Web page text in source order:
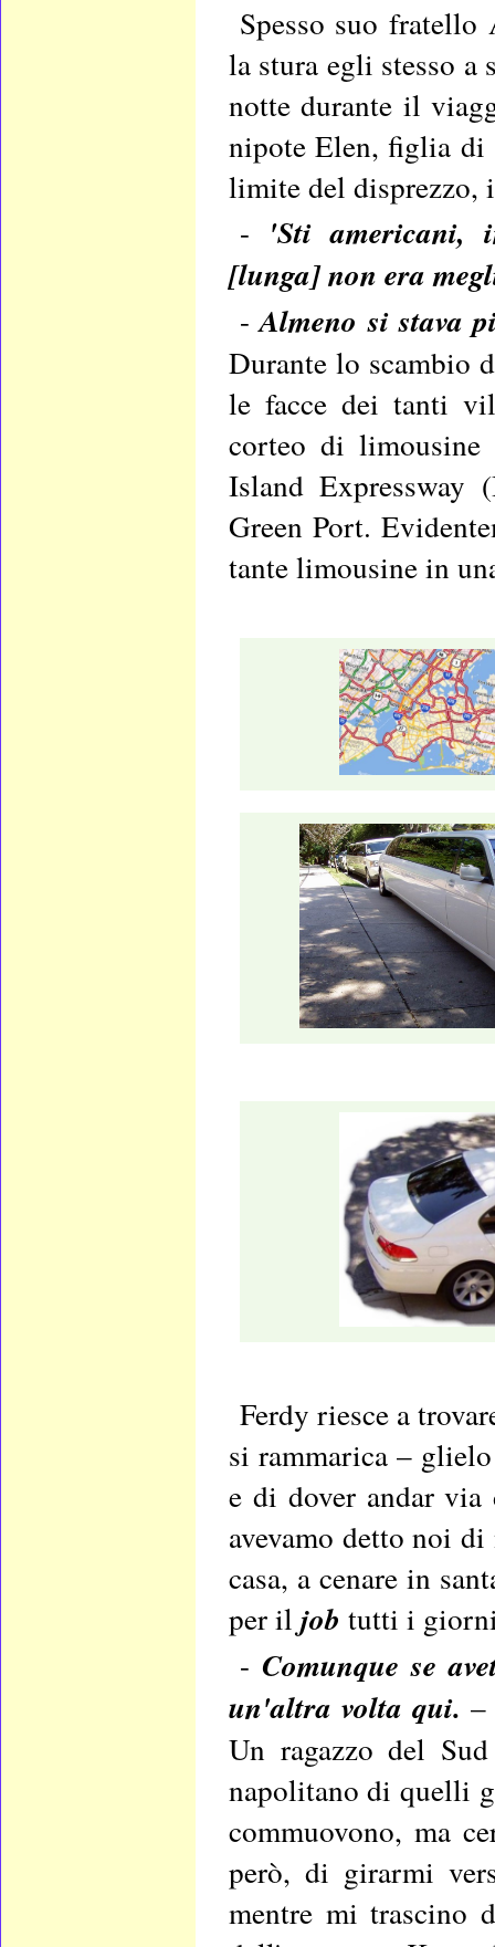
Spesso suo
la stura egli stesso
notte durante il
nipote Elen, figlia di
limite del disprezzo,
- 'Sti americani,
[lunga] non era
-Almeno si stava
Durante lo scambio
le facce dei tanti
corteo di
Island
Green Port.
tante limousine in
Ferdy riesce a
si rammarica –
e di dover andar
avevamo detto noi
casa, a cenare in
per il job tutti i
-Comunque se
un'altra volta qui. –
Un ragazzo del
napolitano di quelli
commuovono, ma
però, di girarmi
mentre mi trascino